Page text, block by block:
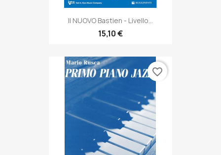
Il NUOVO Bastien - Livello...
15,10 €
favorite_border